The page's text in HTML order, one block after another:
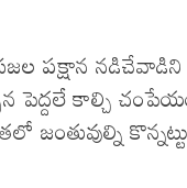
పక్షాన నడిచేవాడిని
పెద్దలే కాల్చి